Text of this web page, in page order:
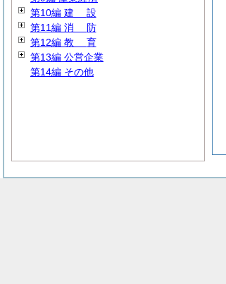
第10編 建 設
第11編 消 防
第12編 教 育
第13編 公営企業
第14編 その他